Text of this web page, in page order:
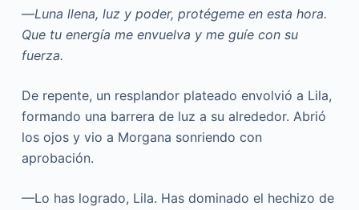
—Luna llena, luz y poder, protégeme en esta hora.
Que tu energía me envuelva y me guíe con su
fuerza.
De repente, un resplandor plateado envolvió a Lila,
formando una barrera de luz a su alrededor. Abrió
los ojos y vio a Morgana sonriendo con
aprobación.
—Lo has logrado, Lila. Has dominado el hechizo de